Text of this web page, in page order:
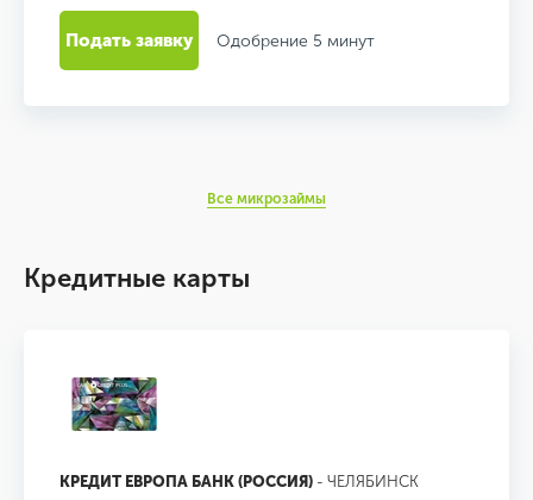
Подать заявку Одобрение 5 минут
Все микрозаймы
Кредитные карты
КРЕДИТ ЕВРОПА БАНК (РОССИЯ) - ЧЕЛЯБИНСК